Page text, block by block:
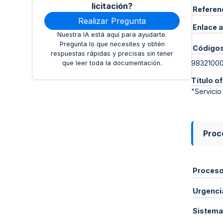
licitación?
Realizar Pregunta
Nuestra IA está aquí para ayudarte.
Pregunta lo que necesites y obtén
respuestas rápidas y precisas sin tener
que leer toda la documentación.
Enlace
98321000
Título
Proceso